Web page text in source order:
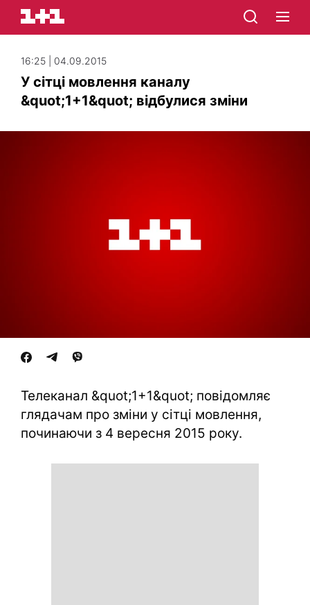
16:25 | 04.09.2015
У сітці мовлення каналу
&quot;1+1&quot; відбулися зміни
Телеканал &quot;1+1&quot; повідомляє
глядачам про зміни у сітці мовлення,
починаючи з 4 вересня 2015 року.